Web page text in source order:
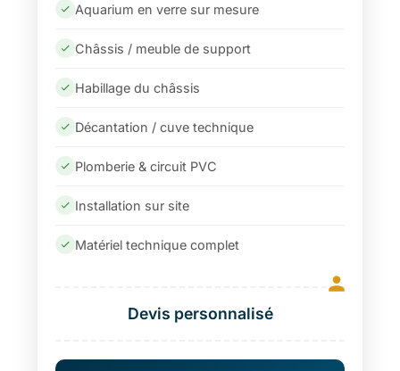
Aquarium en verre sur mesure
Châssis / meuble de support
Habillage du châssis
Décantation / cuve technique
Plomberie & circuit PVC
Installation sur site
Matériel technique complet
Devis personnalisé